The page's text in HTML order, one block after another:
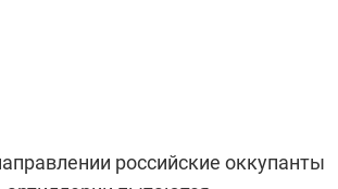
российские оккупанты